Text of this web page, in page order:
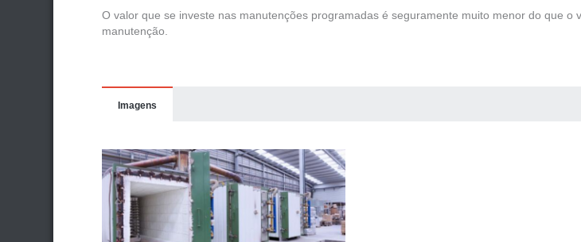
O valor que se investe nas manutenções programadas é seguramente muito menor do que
manutenção.
Imagens